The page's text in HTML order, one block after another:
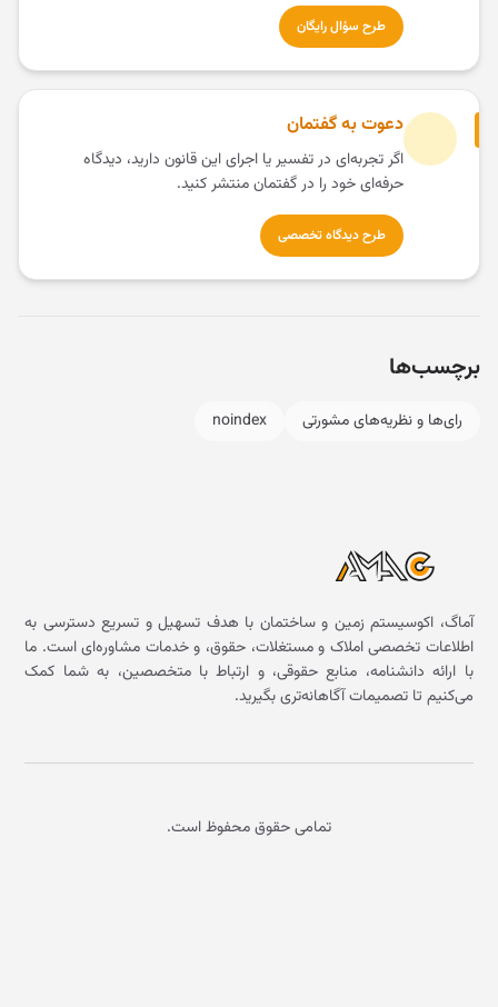
طرح سؤال رایگان
دعوت به گفتمان
اگر تجربه‌ای در تفسیر یا اجرای این قانون دارید، دیدگاه
حرفه‌ای خود را در گفتمان منتشر کنید.
طرح دیدگاه تخصصی
برچسب‌ها
رای‌ها و نظریه‌های مشورتی noindex
آماگ، اکوسیستم زمین و ساختمان با هدف تسهیل و تسریع دسترسی به
اطلاعات تخصصی املاک و مستغلات، حقوق، و خدمات مشاوره‌ای است. ما
با ارائه دانشنامه، منابع حقوقی، و ارتباط با متخصصین، به شما کمک
می‌کنیم تا تصمیمات آگاهانه‌تری بگیرید.
تمامی حقوق محفوظ است.